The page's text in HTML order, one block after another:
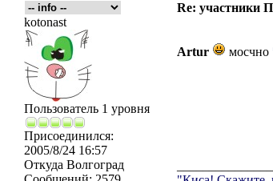
Re: участники
kotonast
Пользователь 1 уровня
Присоединился:
2005/8/24 16:57
Откуда Волгоград
Artur мосчно